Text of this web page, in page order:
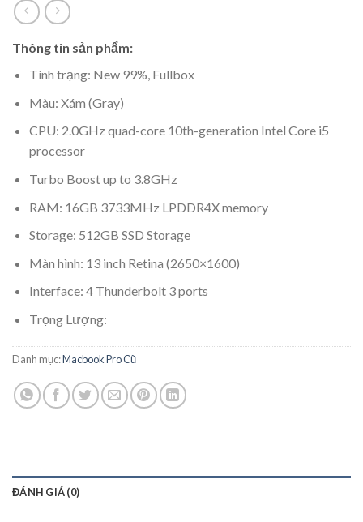
Thông tin sản phẩm:
Tình trạng: New 99%, Fullbox
Màu: Xám (Gray)
CPU: 2.0GHz quad-core 10th-generation Intel Core i5
processor
Turbo Boost up to 3.8GHz
RAM: 16GB 3733MHz LPDDR4X memory
Storage: 512GB SSD Storage
Màn hình: 13 inch Retina (2650×1600)
Interface: 4 Thunderbolt 3 ports
Trọng Lượng:
Danh mục:Macbook Pro Cũ
ĐÁNH GIÁ (0)